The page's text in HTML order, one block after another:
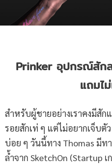
Prinker อุปกรณ์สักล
แถมไ
สำหรับผู้ชายอย่างเราคงมีสั
รอยสักเท่ ๆ แต่ไม่อยากเจ็บตั
บ่อย ๆ วันนี้ทาง Thomas มีท
ล้ำจาก SketchOn (Startup